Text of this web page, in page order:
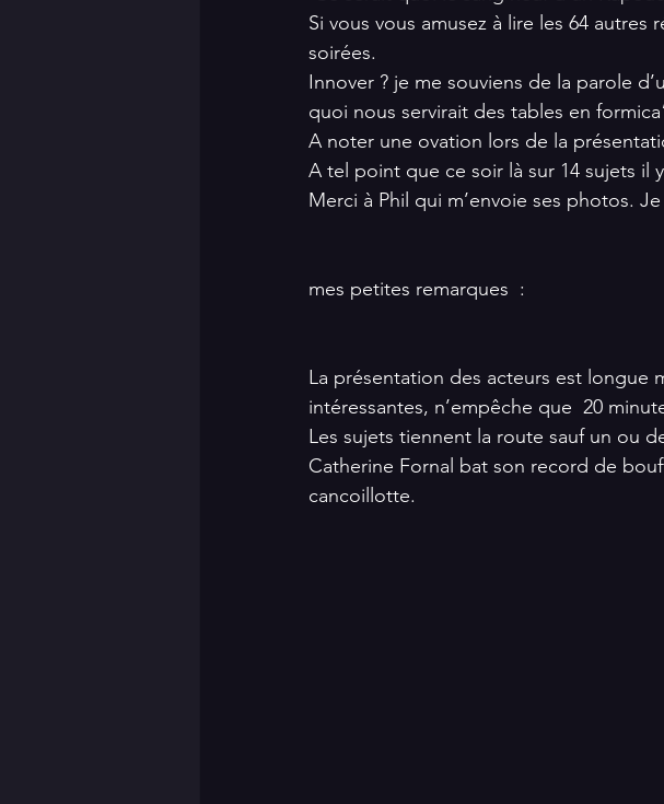
Si vous vous amusez à lire les 64 autres
soirées.
Innover ? je me souviens de la parole
quoi nous servirait des tables en
A noter une ovation lors de la
A tel point que ce soir là sur 14 sujets il
Merci à Phil qui m’envoie ses photos.
mes petites remarques  :
La présentation des acteurs est longue
intéressantes, n’empêche que  20
Les sujets tiennent la route sauf un ou
Catherine Fornal bat son record de
cancoillotte.